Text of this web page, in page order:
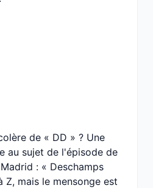
de « DD » ? Une
au sujet de l'épisode de
: « Deschamps
Z, mais le mensonge est